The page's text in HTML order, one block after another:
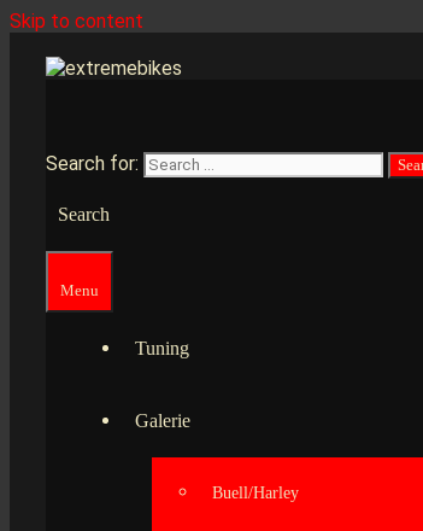
Skip to content
Search for:
Search
Menu
Tuning
Galerie
Buell/Harley